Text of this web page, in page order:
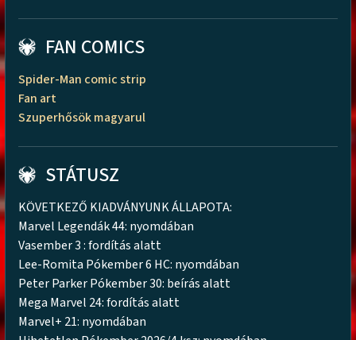
FAN COMICS
Spider-Man comic strip
Fan art
Szuperhősök magyarul
STÁTUSZ
KÖVETKEZŐ KIADVÁNYUNK ÁLLAPOTA:
Marvel Legendák 44: nyomdában
Vasember 3 : fordítás alatt
Lee-Romita Pókember 6 HC: nyomdában
Peter Parker Pókember 30: beírás alatt
Mega Marvel 24: fordítás alatt
Marvel+ 21: nyomdában